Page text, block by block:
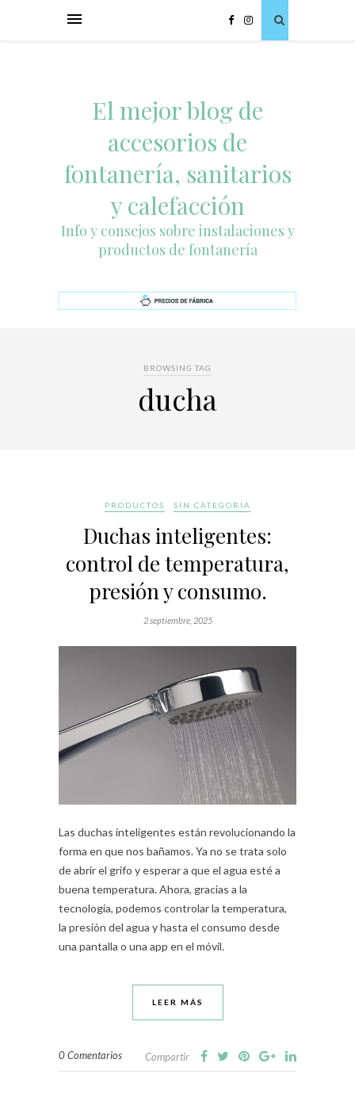
El mejor blog de
accesorios de
fontanería, sanitarios
y calefacción
Info y consejos sobre instalaciones y
productos de fontanería
BROWSING TAG
ducha
PRODUCTOS SIN CATEGORÍA
Duchas inteligentes:
control de temperatura,
presión y consumo.
2 septiembre, 2025
Las duchas inteligentes están revolucionando la
forma en que nos bañamos. Ya no se trata solo
de abrir el grifo y esperar a que el agua esté a
buena temperatura. Ahora, gracias a la
tecnología, podemos controlar la temperatura,
la presión del agua y hasta el consumo desde
una pantalla o una app en el móvil.
LEER MÁS
0 Comentarios Compartir